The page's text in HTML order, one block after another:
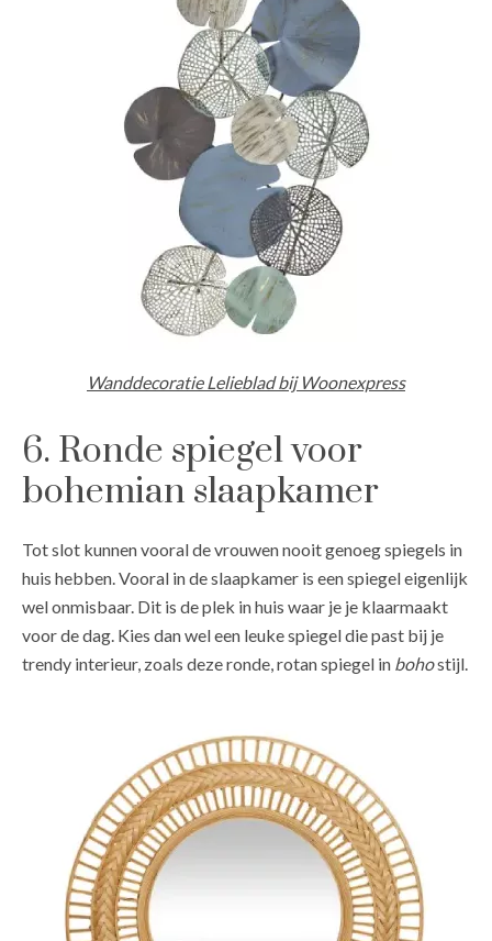
Wanddecoratie Lelieblad bij Woonexpress
6. Ronde spiegel voor
bohemian slaapkamer
Tot slot kunnen vooral de vrouwen nooit genoeg spiegels in
huis hebben. Vooral in de slaapkamer is een spiegel eigenlijk
wel onmisbaar. Dit is de plek in huis waar je je klaarmaakt
voor de dag. Kies dan wel een leuke spiegel die past bij je
trendy interieur, zoals deze ronde, rotan spiegel in bohostijl.